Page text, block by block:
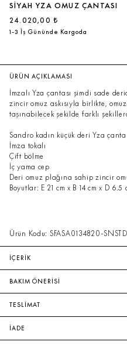
SIYAH YZA OMUZ ÇANTASI
24.020,00 ₺
1-3 İş Gününde Kargoda
ÜRÜN AÇIKLAMASI
İmzalı Yza çantası şimdi sade
zincir omuz askısıyla birlikte,
taşınabilecek şekilde farklı
Sandro kadın küçük deri Yza çanta
İmza tokalı
Çift bölme
İç yama cep
Deri omuz plağına sahip zincir
Boyutlar: E 21 cm x B 14 cm x D 6.5
Ürün Kodu: SFASA0134820-
İÇERİK
BAKIM ÖNERİSİ
TESLİMAT
İADE